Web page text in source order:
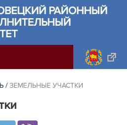
РАЙОННЫЙ
/ ЗЕМЕЛЬНЫЕ УЧАСТКИ